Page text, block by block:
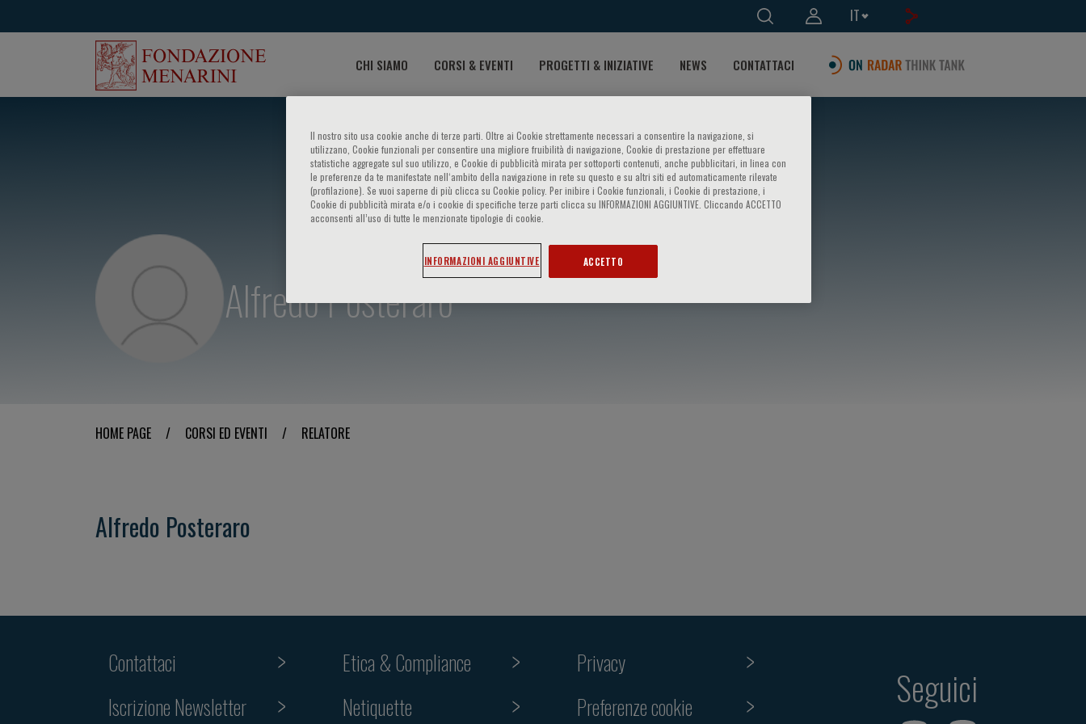
IT
CHI SIAMO CORSI & EVENTI PROGETTI & INIZIATIVE NEWS CONTATTACI
Alfredo Posteraro
HOME PAGE / CORSI ED EVENTI / RELATORE
Alfredo Posteraro
Contattaci
Iscrizione Newsletter
Etica & Compliance
Netiquette
Privacy
Preferenze cookie
Seguici
Il nostro sito usa cookie anche di terze parti. Oltre ai Cookie strettamente necessari a consentire la navigazione, si
utilizzano, Cookie funzionali per consentire una migliore fruibilità di navigazione, Cookie di prestazione per effettuare
statistiche aggregate sul suo utilizzo, e Cookie di pubblicità mirata per sottoporti contenuti, anche pubblicitari, in linea con
le preferenze da te manifestate nell‘ambito della navigazione in rete su questo e su altri siti ed automaticamente rilevate
(profilazione). Se vuoi saperne di più clicca su Cookie policy. Per inibire i Cookie funzionali, i Cookie di prestazione, i
Cookie di pubblicità mirata e/o i cookie di specifiche terze parti clicca su INFORMAZIONI AGGIUNTIVE. Cliccando ACCETTO
acconsenti all’uso di tutte le menzionate tipologie di cookie.
INFORMAZIONI AGGIUNTIVE ACCETTO